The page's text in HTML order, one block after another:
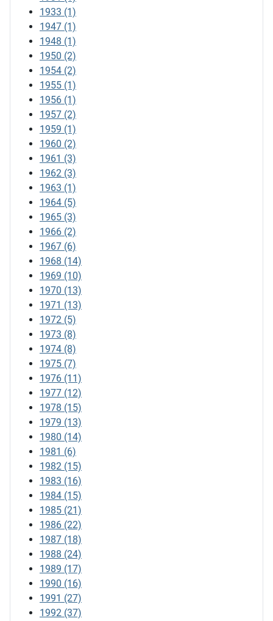
1933 (1)
1947 (1)
1948 (1)
1950 (2)
1954 (2)
1955 (1)
1956 (1)
1957 (2)
1959 (1)
1960 (2)
1961 (3)
1962 (3)
1963 (1)
1964 (5)
1965 (3)
1966 (2)
1967 (6)
1968 (14)
1969 (10)
1970 (13)
1971 (13)
1972 (5)
1973 (8)
1974 (8)
1975 (7)
1976 (11)
1977 (12)
1978 (15)
1979 (13)
1980 (14)
1981 (6)
1982 (15)
1983 (16)
1984 (15)
1985 (21)
1986 (22)
1987 (18)
1988 (24)
1989 (17)
1990 (16)
1991 (27)
1992 (37)